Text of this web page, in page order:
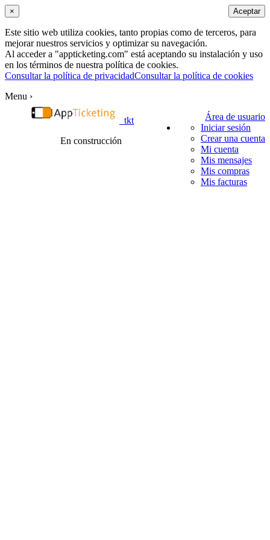
× Aceptar
Este sitio web utiliza cookies, tanto propias como de terceros, para
mejorar nuestros servicios y optimizar su navegación.
Al acceder a "appticketing.com" está aceptando su instalación y uso
en los términos de nuestra política de cookies.
Consultar la política de privacidadConsultar la política de cookies
Menu ›
tkt
Área de usuario
Iniciar sesión
Crear una cuenta
Mi cuenta
Mis mensajes
Mis compras
Mis facturas
En construcción